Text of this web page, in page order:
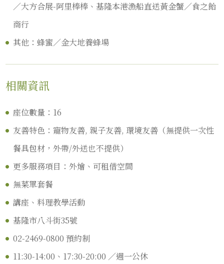
／大方合展-阿里棒棒、基隆本港漁船直送黃金蟹／食之飴
商行
其他：蜂蜜／金大地養蜂場
相關資訊
座位數量：16
友善特色：寵物友善, 親子友善, 環境友善（無提供一次性
餐具包材，外帶/外送也不提供）
更多服務項目：外燴、可租借空間
無菜單套餐
講座、料理教學活動
基隆市八斗街35號
02-2469-0800 預約制
11:30-14:00、17:30-20:00 ／週一公休